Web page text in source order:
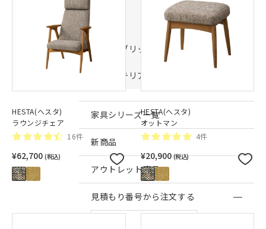
ファブリック雑貨
インテリア雑貨・その他
家具シリーズ一覧
新商品
アウトレット商品
見積もり番号から注文する
HESTA(へスタ)
ラウンジチェア
16件
¥62,700 (税込)
HESTA(へスタ)
オットマン
4件
¥20,900(税込)